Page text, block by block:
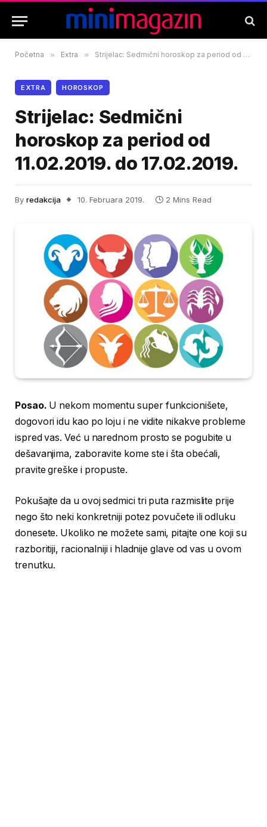
Početna » Extra » Strijelac: Sedmični horoskop za period od 11.02.2019. do 17.02.2019.
EXTRA HOROSKOP
Strijelac: Sedmični
horoskop za period od
11.02.2019. do 17.02.2019.
By redakcija 10. Februara 2019. 2 Mins Read
Posao. U nekom momentu super funkcionišete,
dogovori idu kao po loju i ne vidite nikakve probleme
ispred vas. Već u narednom prosto se pogubite u
dešavanjima, zaboravite kome ste i šta obećali,
pravite greške i propuste.
Pokušajte da u ovoj sedmici tri puta razmislite prije
nego što neki konkretniji potez povučete ili odluku
donesete. Ukoliko ne možete sami, pitajte one koji su
razboritiji, racionalniji i hladnije glave od vas u ovom
trenutku.